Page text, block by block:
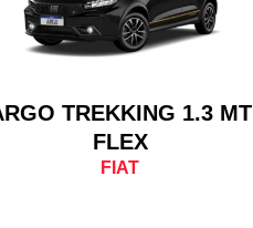
TREKKING 1.3 MT
FLEX
FIAT